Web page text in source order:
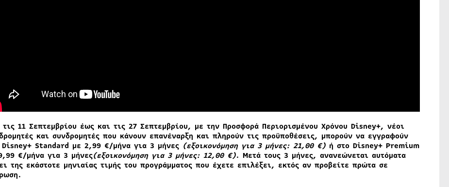
11 Σεπτεμβρίου έως και τις 27 Σεπτεμβρίου, με την Προσφορά Περιορισμένου Χρόνου Disney+, νέοι
και συνδρομητές που κάνουν επανέναρξη και πληρούν τις προϋποθέσεις, μπορούν να εγγραφούν
Disney+ Standard με 2,99 €/μήνα για 3 μήνες (εξοικονόμηση για 3 μήνες: 21,00 €)ή στο Disney+ Premium
€/μήνα για 3 μήνες(εξοικονόμηση για 3 μήνες: 12,00 €). Μετά τους 3 μήνες, ανανεώνεται αυτόματα
της εκάστοτε μηνιαίας τιμής του προγράμματος που έχετε επιλέξει, εκτός αν προβείτε πρώτα σε